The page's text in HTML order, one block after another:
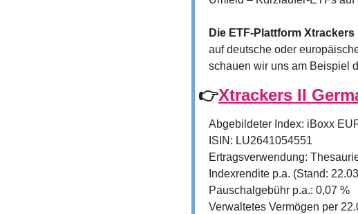
Die ETF-Plattform
auf deutsche oder
schauen wir uns am Beispiel
👉Xtrackers II
Abgebildeter Index: iBoxx
ISIN: LU2641054551
Ertragsverwendung:
Indexrendite p.a. (Stand:
Pauschalgebühr p.a.: 0,07 %
Verwaltetes Vermögen per